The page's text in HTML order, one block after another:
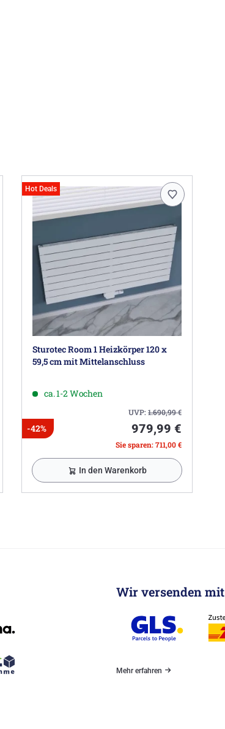
Hot Deals
Sturotec Room 1 Heizkörper 120 x
59,5 cm mit Mittelanschluss
ca. 1-2 Wochen
UVP:1.690,99€
-42% 979,99 €
Sie sparen: 711,00 €
In den Warenkorb
Wir versenden mit
Mehr erfahren